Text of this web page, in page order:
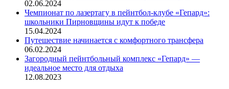
02.06.2024
Чемпионат по лазертагу в пейнтбол-клубе «Гепард»:
школьники Пирновщины идут к победе
15.04.2024
Путешествие начинается с комфортного трансфера
06.02.2024
Загородный пейнтбольный комплекс «Гепард» —
идеальное место для отдыха
12.08.2023